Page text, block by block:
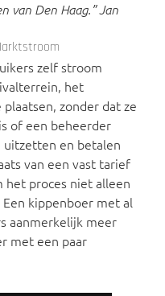
van Den Haag.” Jan
zelf stroom
het
zonder dat ze
of een beheerder
uitzetten en betalen
van een vast tarief
het proces niet alleen
kippenboer met al
aanmerkelijk meer
met een paar